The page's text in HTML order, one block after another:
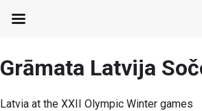
Grāmata Latvija
Latvia at the XXII Olympic Winter games